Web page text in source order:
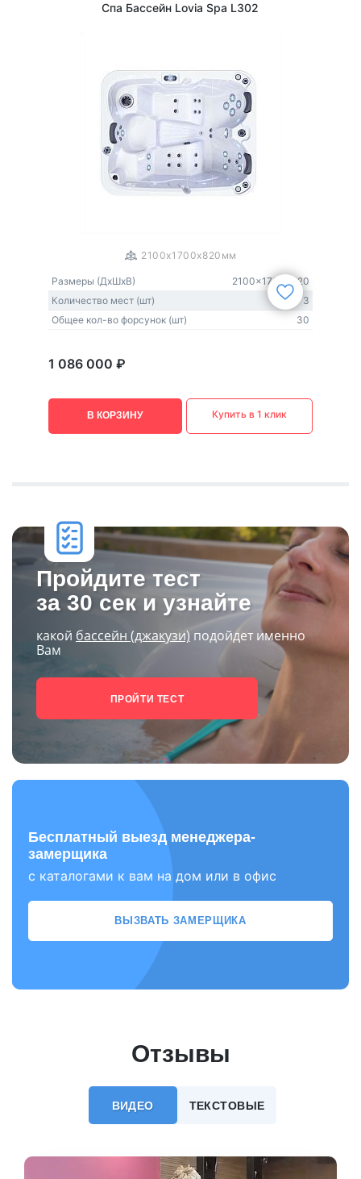
Спа Бассейн Lovia Spa L302
2100x1700x820мм
Размеры (ДxШxВ)
2100x1700x820
Количество мест (шт)
3
Общее кол-во форсунок (шт)
30
1 086 000 ₽
В КОРЗИНУ Купить в 1 клик
Пройдите тест
за 30 сек и узнайте
какой бассейн (джакузи) подойдет именно
Вам
ПРОЙТИ ТЕСТ
Бесплатный выезд менеджера-
замерщика
с каталогами к вам на дом или в офис
ВЫЗВАТЬ ЗАМЕРЩИКА
Отзывы
ВИДЕО ТЕКСТОВЫЕ